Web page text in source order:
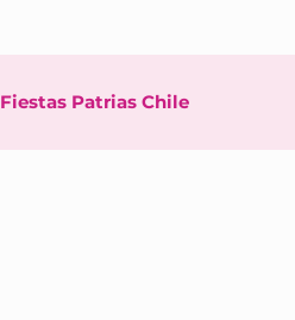
Fiestas Patrias Chile